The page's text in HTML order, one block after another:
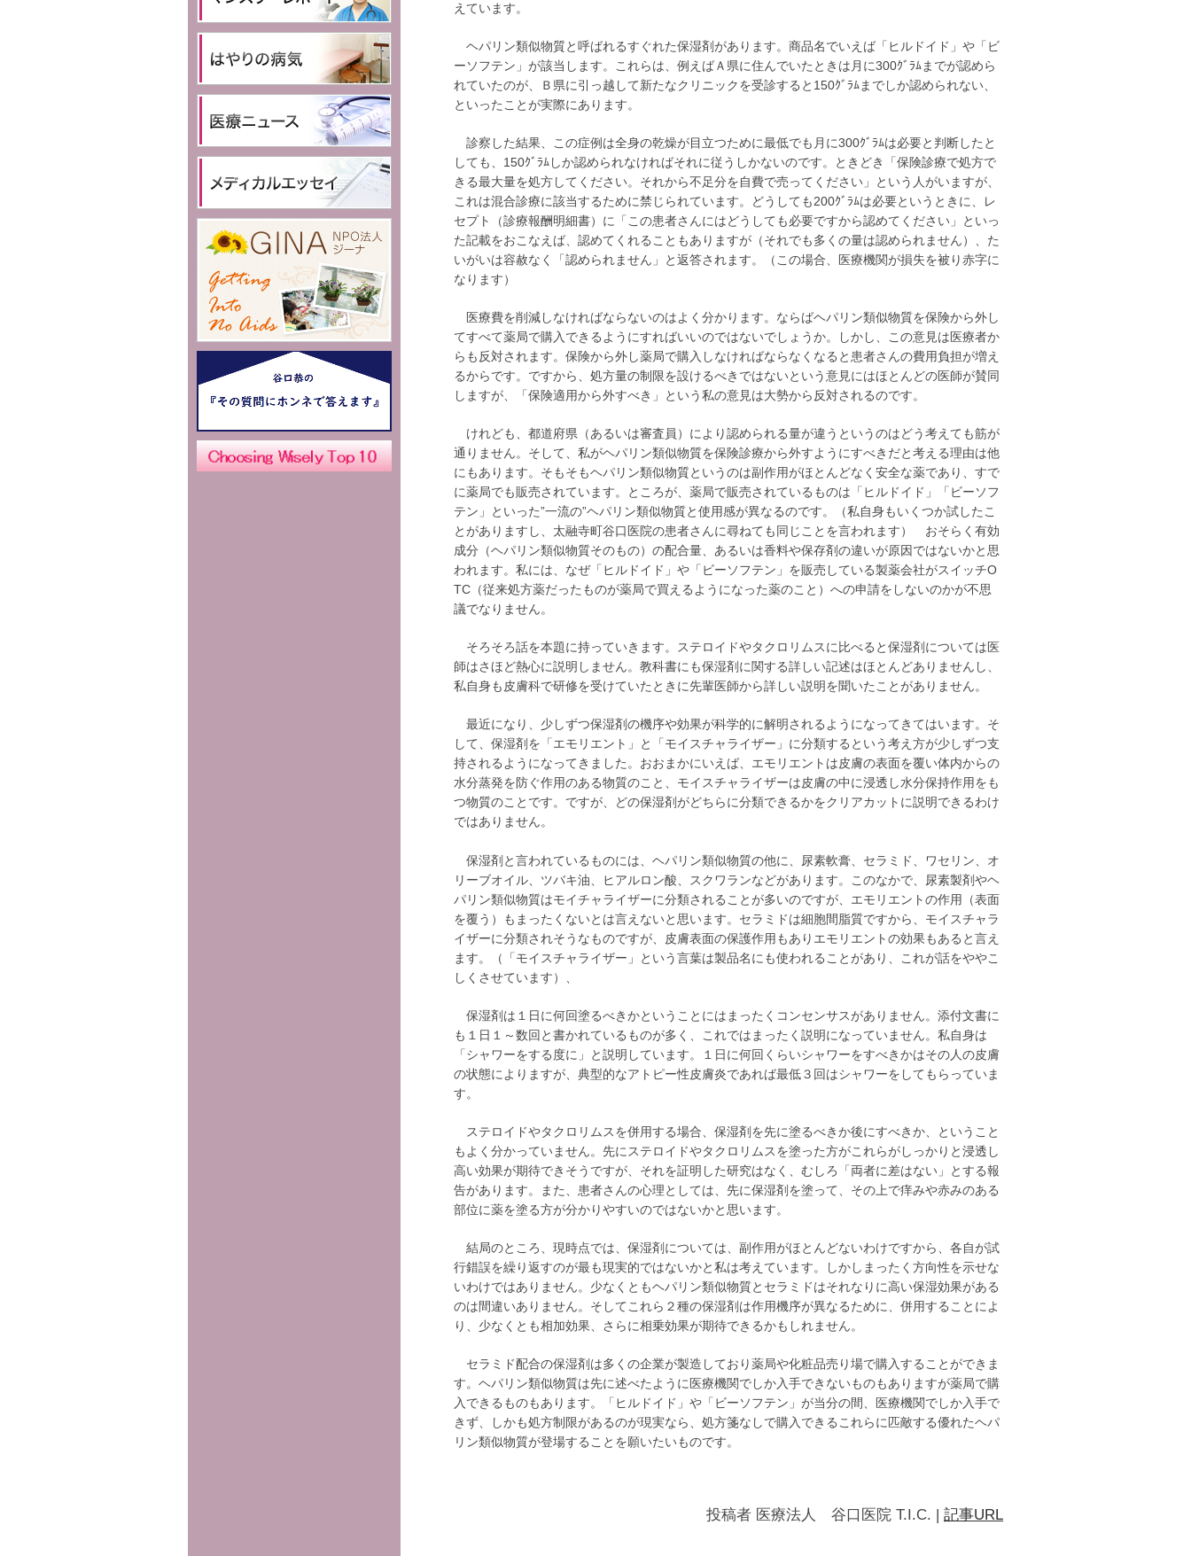
えています。
ヘパリン類似物質と呼ばれるすぐれた保湿剤があります。商品名でいえば「ヒルドイド」や「ビ
ーソフテン」が該当します。これらは、例えばＡ県に住んでいたときは月に300ｸﾞﾗﾑまでが認めら
れていたのが、Ｂ県に引っ越して新たなクリニックを受診すると150ｸﾞﾗﾑまでしか認められない、
といったことが実際にあります。
診察した結果、この症例は全身の乾燥が目立つために最低でも月に300ｸﾞﾗﾑは必要と判断したと
しても、150ｸﾞﾗﾑしか認められなければそれに従うしかないのです。ときどき「保険診療で処方で
きる最大量を処方してください。それから不足分を自費で売ってください」という人がいますが、
これは混合診療に該当するために禁じられています。どうしても200ｸﾞﾗﾑは必要というときに、レ
セプト（診療報酬明細書）に「この患者さんにはどうしても必要ですから認めてください」といっ
た記載をおこなえば、認めてくれることもありますが（それでも多くの量は認められません）、た
いがいは容赦なく「認められません」と返答されます。（この場合、医療機関が損失を被り赤字に
なります）
医療費を削減しなければならないのはよく分かります。ならばヘパリン類似物質を保険から外し
てすべて薬局で購入できるようにすればいいのではないでしょうか。しかし、この意見は医療者か
らも反対されます。保険から外し薬局で購入しなければならなくなると患者さんの費用負担が増え
るからです。ですから、処方量の制限を設けるべきではないという意見にはほとんどの医師が賛同
しますが、「保険適用から外すべき」という私の意見は大勢から反対されるのです。
けれども、都道府県（あるいは審査員）により認められる量が違うというのはどう考えても筋が
通りません。そして、私がヘパリン類似物質を保険診療から外すようにすべきだと考える理由は他
にもあります。そもそもヘパリン類似物質というのは副作用がほとんどなく安全な薬であり、すで
に薬局でも販売されています。ところが、薬局で販売されているものは「ヒルドイド」「ビーソフ
テン」といった”一流の”ヘパリン類似物質と使用感が異なるのです。（私自身もいくつか試したこ
とがありますし、太融寺町谷口医院の患者さんに尋ねても同じことを言われます） おそらく有効
成分（ヘパリン類似物質そのもの）の配合量、あるいは香料や保存剤の違いが原因ではないかと思
われます。私には、なぜ「ヒルドイド」や「ビーソフテン」を販売している製薬会社がスイッチO
TC（従来処方薬だったものが薬局で買えるようになった薬のこと）への申請をしないのかが不思
議でなりません。
そろそろ話を本題に持っていきます。ステロイドやタクロリムスに比べると保湿剤については医
師はさほど熱心に説明しません。教科書にも保湿剤に関する詳しい記述はほとんどありませんし、
私自身も皮膚科で研修を受けていたときに先輩医師から詳しい説明を聞いたことがありません。
最近になり、少しずつ保湿剤の機序や効果が科学的に解明されるようになってきてはいます。そ
して、保湿剤を「エモリエント」と「モイスチャライザー」に分類するという考え方が少しずつ支
持されるようになってきました。おおまかにいえば、エモリエントは皮膚の表面を覆い体内からの
水分蒸発を防ぐ作用のある物質のこと、モイスチャライザーは皮膚の中に浸透し水分保持作用をも
つ物質のことです。ですが、どの保湿剤がどちらに分類できるかをクリアカットに説明できるわけ
ではありません。
保湿剤と言われているものには、ヘパリン類似物質の他に、尿素軟膏、セラミド、ワセリン、オ
リーブオイル、ツバキ油、ヒアルロン酸、スクワランなどがあります。このなかで、尿素製剤やヘ
パリン類似物質はモイチャライザーに分類されることが多いのですが、エモリエントの作用（表面
を覆う）もまったくないとは言えないと思います。セラミドは細胞間脂質ですから、モイスチャラ
イザーに分類されそうなものですが、皮膚表面の保護作用もありエモリエントの効果もあると言え
ます。（「モイスチャライザー」という言葉は製品名にも使われることがあり、これが話をややこ
しくさせています）、
保湿剤は１日に何回塗るべきかということにはまったくコンセンサスがありません。添付文書に
も１日１～数回と書かれているものが多く、これではまったく説明になっていません。私自身は
「シャワーをする度に」と説明しています。１日に何回くらいシャワーをすべきかはその人の皮膚
の状態によりますが、典型的なアトピー性皮膚炎であれば最低３回はシャワーをしてもらっていま
す。
ステロイドやタクロリムスを併用する場合、保湿剤を先に塗るべきか後にすべきか、ということ
もよく分かっていません。先にステロイドやタクロリムスを塗った方がこれらがしっかりと浸透し
高い効果が期待できそうですが、それを証明した研究はなく、むしろ「両者に差はない」とする報
告があります。また、患者さんの心理としては、先に保湿剤を塗って、その上で痒みや赤みのある
部位に薬を塗る方が分かりやすいのではないかと思います。
結局のところ、現時点では、保湿剤については、副作用がほとんどないわけですから、各自が試
行錯誤を繰り返すのが最も現実的ではないかと私は考えています。しかしまったく方向性を示せな
いわけではありません。少なくともヘパリン類似物質とセラミドはそれなりに高い保湿効果がある
のは間違いありません。そしてこれら２種の保湿剤は作用機序が異なるために、併用することによ
り、少なくとも相加効果、さらに相乗効果が期待できるかもしれません。
セラミド配合の保湿剤は多くの企業が製造しており薬局や化粧品売り場で購入することができま
す。ヘパリン類似物質は先に述べたように医療機関でしか入手できないものもありますが薬局で購
入できるものもあります。「ヒルドイド」や「ビーソフテン」が当分の間、医療機関でしか入手で
きず、しかも処方制限があるのが現実なら、処方箋なしで購入できるこれらに匹敵する優れたヘパ
リン類似物質が登場することを願いたいものです。
投稿者 医療法人 谷口医院 T.I.C. | 記事URL